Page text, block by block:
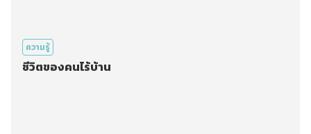
ความรู้
ชีวิตของคนไร้บ้าน